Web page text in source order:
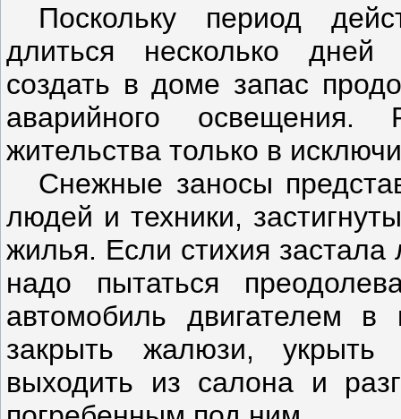
Поскольку период
длиться несколько дней
создать в доме запас
аварийного освещения.
жительства только в
Снежные заносы
людей и техники,
жилья. Если стихия
надо пытаться
автомобиль двигателем в
закрыть жалюзи, укрыть
выходить из салона и